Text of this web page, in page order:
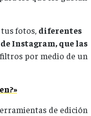
fotos, diferentes
Instagram, que las
por medio de un
de edición